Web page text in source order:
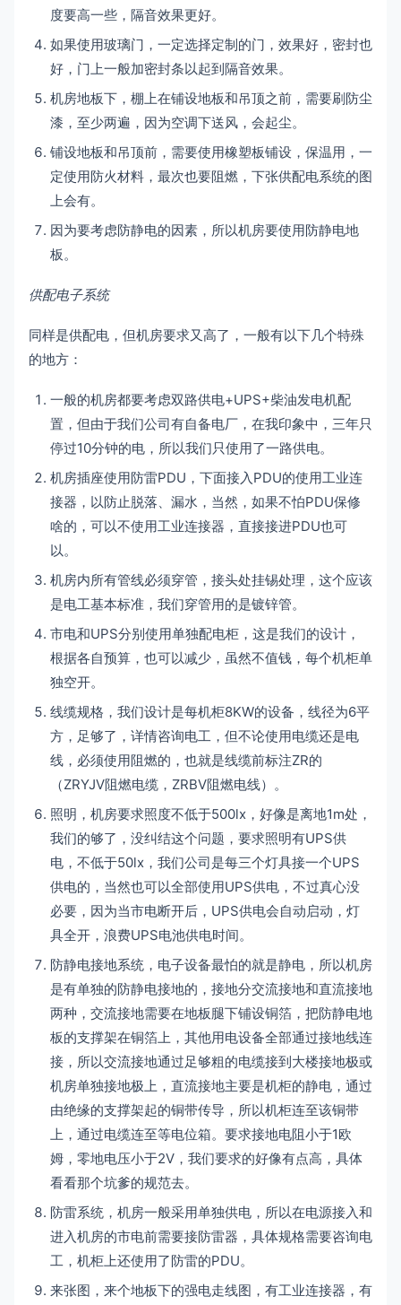
度要高一些，隔音效果更好。
如果使用玻璃门，一定选择定制的门，效果好，密封也
好，门上一般加密封条以起到隔音效果。
机房地板下，棚上在铺设地板和吊顶之前，需要刷防尘
漆，至少两遍，因为空调下送风，会起尘。
铺设地板和吊顶前，需要使用橡塑板铺设，保温用，一
定使用防火材料，最次也要阻燃，下张供配电系统的图
上会有。
因为要考虑防静电的因素，所以机房要使用防静电地
板。
供配电子系统
同样是供配电，但机房要求又高了，一般有以下几个特殊
的地方：
一般的机房都要考虑双路供电+UPS+柴油发电机配
置，但由于我们公司有自备电厂，在我印象中，三年只
停过10分钟的电，所以我们只使用了一路供电。
机房插座使用防雷PDU，下面接入PDU的使用工业连
接器，以防止脱落、漏水，当然，如果不怕PDU保修
啥的，可以不使用工业连接器，直接接进PDU也可
以。
机房内所有管线必须穿管，接头处挂锡处理，这个应该
是电工基本标准，我们穿管用的是镀锌管。
市电和UPS分别使用单独配电柜，这是我们的设计，
根据各自预算，也可以减少，虽然不值钱，每个机柜单
独空开。
线缆规格，我们设计是每机柜8KW的设备，线径为6平
方，足够了，详情咨询电工，但不论使用电缆还是电
线，必须使用阻燃的，也就是线缆前标注ZR的
（ZRYJV阻燃电缆，ZRBV阻燃电线）。
照明，机房要求照度不低于500lx，好像是离地1m处，
我们的够了，没纠结这个问题，要求照明有UPS供
电，不低于50lx，我们公司是每三个灯具接一个UPS
供电的，当然也可以全部使用UPS供电，不过真心没
必要，因为当市电断开后，UPS供电会自动启动，灯
具全开，浪费UPS电池供电时间。
防静电接地系统，电子设备最怕的就是静电，所以机房
是有单独的防静电接地的，接地分交流接地和直流接地
两种，交流接地需要在地板腿下铺设铜箔，把防静电地
板的支撑架在铜箔上，其他用电设备全部通过接地线连
接，所以交流接地通过足够粗的电缆接到大楼接地极或
机房单独接地极上，直流接地主要是机柜的静电，通过
由绝缘的支撑架起的铜带传导，所以机柜连至该铜带
上，通过电缆连至等电位箱。要求接地电阻小于1欧
姆，零地电压小于2V，我们要求的好像有点高，具体
看看那个坑爹的规范去。
防雷系统，机房一般采用单独供电，所以在电源接入和
进入机房的市电前需要接防雷器，具体规格需要咨询电
工，机柜上还使用了防雷的PDU。
来张图，来个地板下的强电走线图，有工业连接器，有